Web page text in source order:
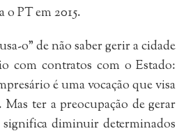
o PT em 2015.
o” de não saber gerir a cidade
com contratos com o Estado:
é uma vocação que visa
ter a preocupação de gerar
diminuir determinados